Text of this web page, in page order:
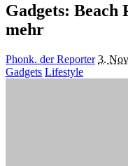
Gadgets: Beach
mehr
Posted
by
Phonk. der Reporter 3.
Gadgets Lifestyle